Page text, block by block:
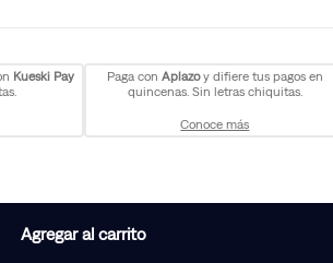
Kueski Pay
Paga con Aplazoy difiere tus pagos en
quincenas. Sin letras chiquitas.
Conoce más
Agregar al carrito